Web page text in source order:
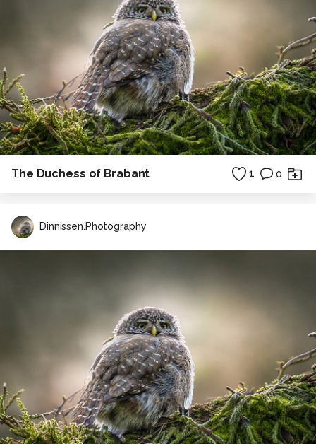
The Duchess of Brabant 1 0
Dinnissen.Photography